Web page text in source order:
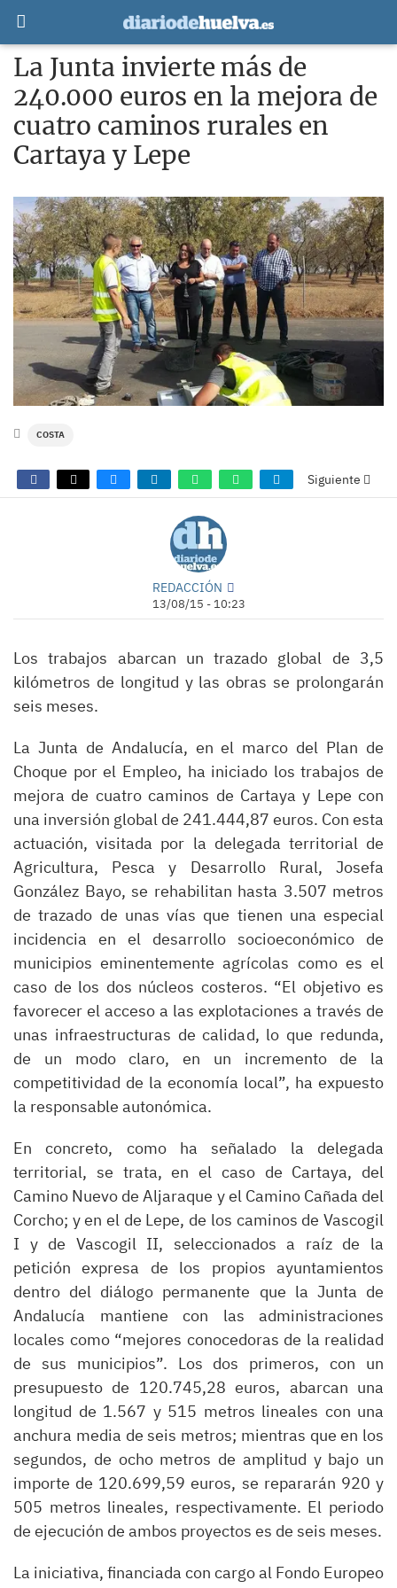
La Junta invierte más de
240.000 euros en la mejora de
cuatro caminos rurales en
Cartaya y Lepe
COSTA
Siguiente
REDACCIÓN
13/08/15 - 10:23
Los trabajos abarcan un trazado global de 3,5
kilómetros de longitud y las obras se prolongarán
seis meses.
La Junta de Andalucía, en el marco del Plan de
Choque por el Empleo, ha iniciado los trabajos de
mejora de cuatro caminos de Cartaya y Lepe con
una inversión global de 241.444,87 euros. Con esta
actuación, visitada por la delegada territorial de
Agricultura, Pesca y Desarrollo Rural, Josefa
González Bayo, se rehabilitan hasta 3.507 metros
de trazado de unas vías que tienen una especial
incidencia en el desarrollo socioeconómico de
municipios eminentemente agrícolas como es el
caso de los dos núcleos costeros. “El objetivo es
favorecer el acceso a las explotaciones a través de
unas infraestructuras de calidad, lo que redunda,
de un modo claro, en un incremento de la
competitividad de la economía local”, ha expuesto
la responsable autonómica.
En concreto, como ha señalado la delegada
territorial, se trata, en el caso de Cartaya, del
Camino Nuevo de Aljaraque y el Camino Cañada del
Corcho; y en el de Lepe, de los caminos de Vascogil
I y de Vascogil II, seleccionados a raíz de la
petición expresa de los propios ayuntamientos
dentro del diálogo permanente que la Junta de
Andalucía mantiene con las administraciones
locales como “mejores conocedoras de la realidad
de sus municipios”. Los dos primeros, con un
presupuesto de 120.745,28 euros, abarcan una
longitud de 1.567 y 515 metros lineales con una
anchura media de seis metros; mientras que en los
segundos, de ocho metros de amplitud y bajo un
importe de 120.699,59 euros, se repararán 920 y
505 metros lineales, respectivamente. El periodo
de ejecución de ambos proyectos es de seis meses.
La iniciativa, financiada con cargo al Fondo Europeo